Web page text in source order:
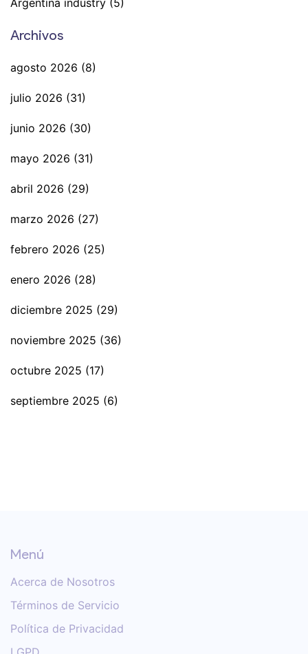
Argentina industry (5)
Archivos
agosto 2026 (8)
julio 2026 (31)
junio 2026 (30)
mayo 2026 (31)
abril 2026 (29)
marzo 2026 (27)
febrero 2026 (25)
enero 2026 (28)
diciembre 2025 (29)
noviembre 2025 (36)
octubre 2025 (17)
septiembre 2025 (6)
Menú
Acerca de Nosotros
Términos de Servicio
Política de Privacidad